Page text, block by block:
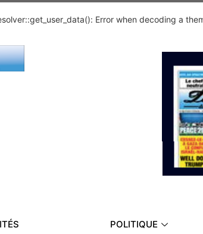
Error when decoding a
POLITIQUE